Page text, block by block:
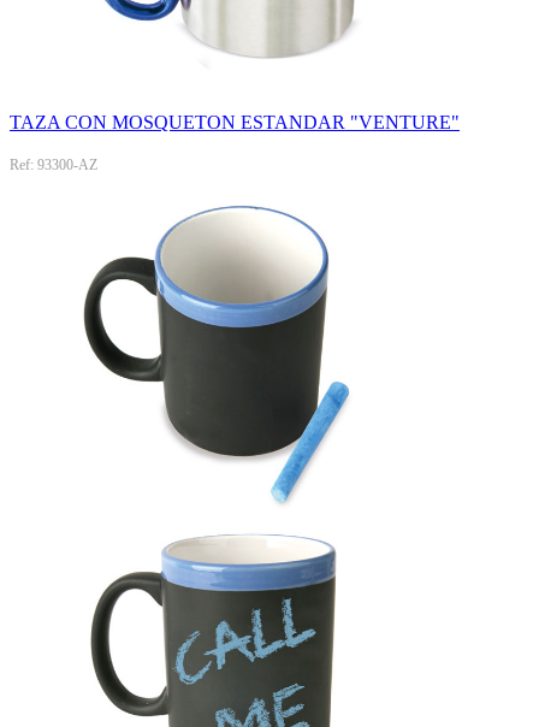
TAZA CON MOSQUETON ESTANDAR "VENTURE"
Ref: 93300-AZ